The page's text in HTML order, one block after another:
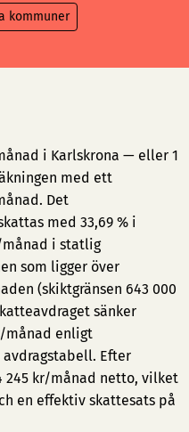
kommuner
i Karlskrona — eller 1
med ett
Det
med 33,69 % i
månad i statlig
som ligger över
(skiktgränsen 643 000
sänker
månad enligt
Efter
245 kr/månad netto, vilket
en effektiv skattesats på